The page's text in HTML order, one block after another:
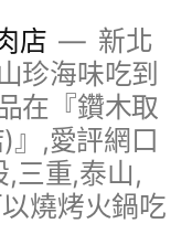
店
新北
珍海味吃到
在『鑽木取
』,愛評網口
,三重,泰山,
燒烤火鍋吃